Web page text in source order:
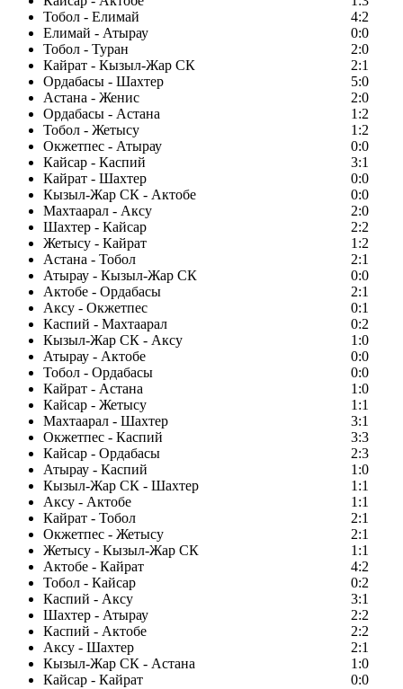
Тобол - Елимай
4:2
Елимай - Атырау
0:0
Тобол - Туран
2:0
Кайрат - Кызыл-Жар СК
2:1
Ордабасы - Шахтер
5:0
Астана - Женис
2:0
Ордабасы - Астана
1:2
Тобол - Жетысу
1:2
Окжетпес - Атырау
0:0
Кайсар - Каспий
3:1
Кайрат - Шахтер
0:0
Кызыл-Жар СК - Актобе
0:0
Махтаарал - Аксу
2:0
Шахтер - Кайсар
2:2
Жетысу - Кайрат
1:2
Астана - Тобол
2:1
Атырау - Кызыл-Жар СК
0:0
Актобе - Ордабасы
2:1
Аксу - Окжетпес
0:1
Каспий - Махтаарал
0:2
Кызыл-Жар СК - Аксу
1:0
Атырау - Актобе
0:0
Тобол - Ордабасы
0:0
Кайрат - Астана
1:0
Кайсар - Жетысу
1:1
Махтаарал - Шахтер
3:1
Окжетпес - Каспий
3:3
Кайсар - Ордабасы
2:3
Атырау - Каспий
1:0
Кызыл-Жар СК - Шахтер
1:1
Аксу - Актобе
1:1
Кайрат - Тобол
2:1
Окжетпес - Жетысу
2:1
Жетысу - Кызыл-Жар СК
1:1
Актобе - Кайрат
4:2
Тобол - Кайсар
0:2
Каспий - Аксу
3:1
Шахтер - Атырау
2:2
Каспий - Актобе
2:2
Аксу - Шахтер
2:1
Кызыл-Жар СК - Астана
1:0
Кайсар - Кайрат
0:0